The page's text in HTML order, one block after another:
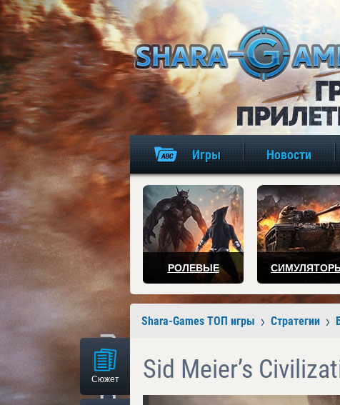
Игры Новости
РОЛЕВЫЕ
Shara-Games ТОП игры Стратегии
Сюжет Sid Meier’s